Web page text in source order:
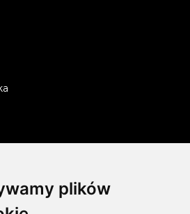
plików
WULKANIZACJA